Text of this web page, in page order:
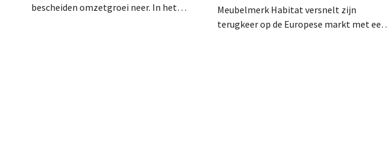
bescheiden omzetgroei neer. In het
Meubelmerk Habitat versnelt zijn
terugkeer op de Europese markt met een